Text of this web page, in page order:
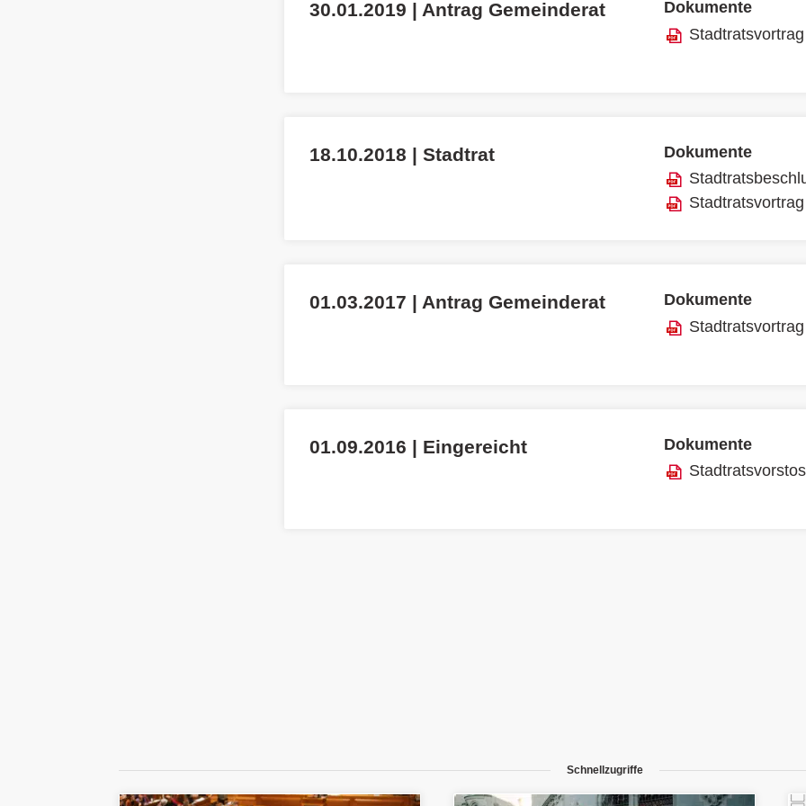
30.01.2019 | Antrag Gemeinderat
Dokumente
Stadtratsvortrag
18.10.2018 | Stadtrat
Dokumente
Stadtratsvortrag
01.03.2017 | Antrag Gemeinderat
Dokumente
Stadtratsvortrag
01.09.2016 | Eingereicht
Dokumente
Schnellzugriffe